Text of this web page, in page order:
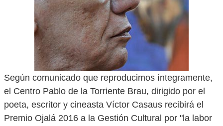
Según comunicado que reproducimos íntegramente,
el Centro Pablo de la Torriente Brau, dirigido por el
poeta, escritor y cineasta Víctor Casaus recibirá el
Premio Ojalá 2016 a la Gestión Cultural por "la labor